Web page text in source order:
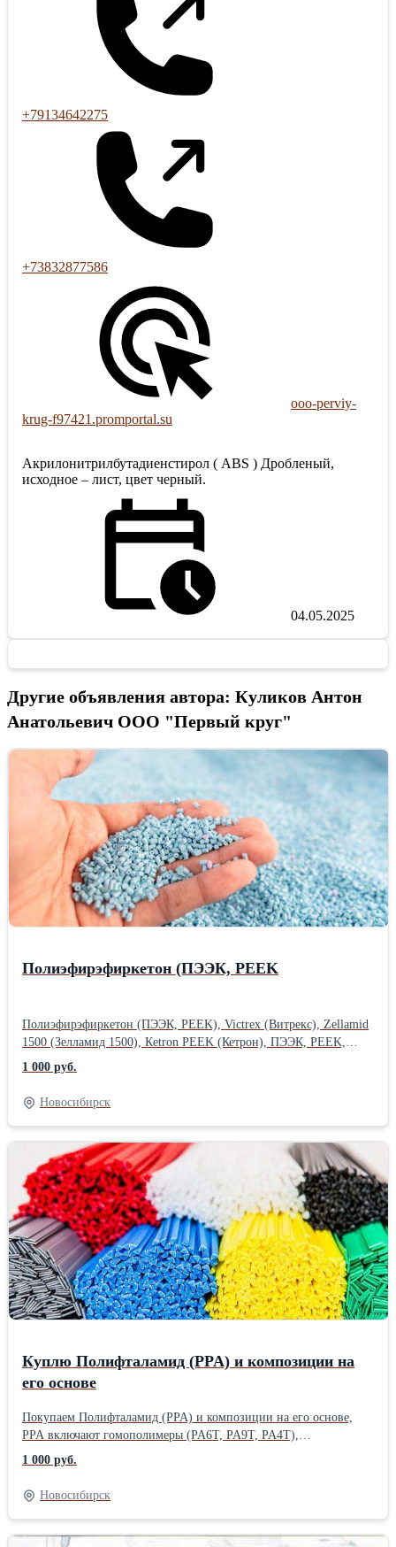
+79134642275
+73832877586
ooo-perviy-
krug-f97421.promportal.su
Акрилонитрилбутадиенстирол ( ABS ) Дробленый,
исходное – лист, цвет черный.
04.05.2025
Другие объявления автора: Куликов Антон
Анатольевич ООО "Первый круг"
Полиэфирэфиркетон (ПЭЭК, PEEK
Полиэфирэфиркетон (ПЭЭК, PEEK), Victrex (Витрекс), Zellamid
1500 (Зелламид 1500), Кetron PEEK (Кетрон), ПЭЭК, PEEK,
ПИИК, Полиэфирэфиркетон, Polyaryletherketon, Aromatic
polyether ketone, Polyetheretherketone, PAEK, PEEK, Gehr PEEK
— ПЭЭК от немецкой компании «Gehr»; Ketron PEEK — ПЭЭК
от немецкой компании «Quadrant»; TecaPEEK — ПЭЭК от
немецкой компании «Ensinger»; SustaPEEK — ПЭЭК от
немецкой компании «Roechling»; Victrex PEEK — ПЭЭК от
компании «Victrex» из Великобритании, Полифенилен Сульфид,
ПолиЭфирСульфон, ПолиФениленСульфон, ПолиСульфон,
ПолиФениленСульфон, HMWPE/ВМПЭ высокомолекулярный
полиэтилен INKULEN PE. UHMWPE/СВМПЭ
сверхвысокомолекулярный полиэтилен INKULEN PE. POM/
ПОМ компании Polyplatics Япония Duracon. PA/ПА полиамид
ZEDEX. PTFE/ПТФЭ политетрафторэтилен ZEDEX.
1 000 руб.
Новосибирск
Куплю Полифталамид (PPA) и композиции на
его основе
Покупаем Полифталамид (PPA) и композиции на его основе,
PPA включают гомополимеры (PA6T, PA9T, PA4T),
Polyphthalamide, High temperature nylon (HTN), PPA, PA6T,
PA6T/6I, PA6I/6T, PA6T/66, PA66/6T, PA9T, PA6T/X, PA10T/X,
PA4T, Polyphthalamide, High temperature nylon
(HTN), полифталамид, полиамид высокотемпературный,
жирноароматический (полуароматический) полиамид,
сополимеры с изофталамидом, Термостойкие инженерные
1 000 руб.
Новосибирск